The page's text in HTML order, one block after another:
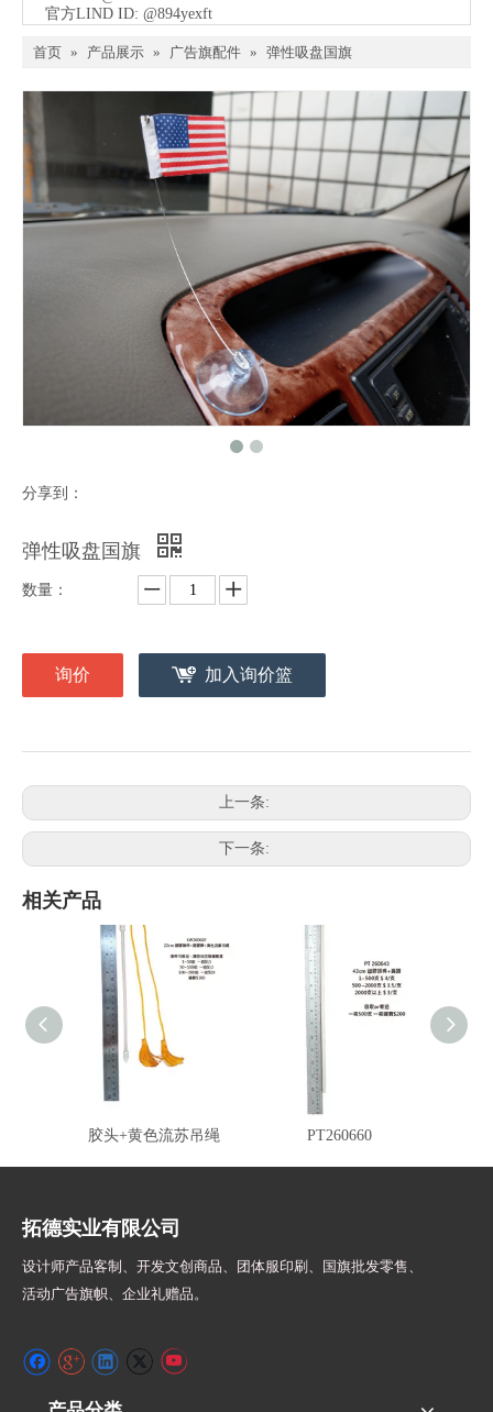
官方LIND ID: @894yexft
首页 » 产品展示 » 广告旗配件 » 弹性吸盘国旗
分享到：
弹性吸盘国旗
数量：
询价 加入询价篮
上一条:
下一条:
相关产品
胶头+黄色流苏吊绳
PT260643 白塑胶桿黄头
PT260660
拓德实业有限公司
设计师产品客制、开发文创商品、团体服印刷、
国旗批发零售、
活动广告旗帜、 企业礼赠品。